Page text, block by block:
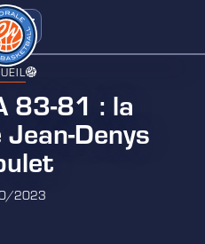
83-81 : la
Denys
2023